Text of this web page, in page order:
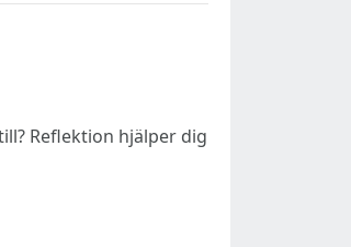
Reflektion hjälper dig